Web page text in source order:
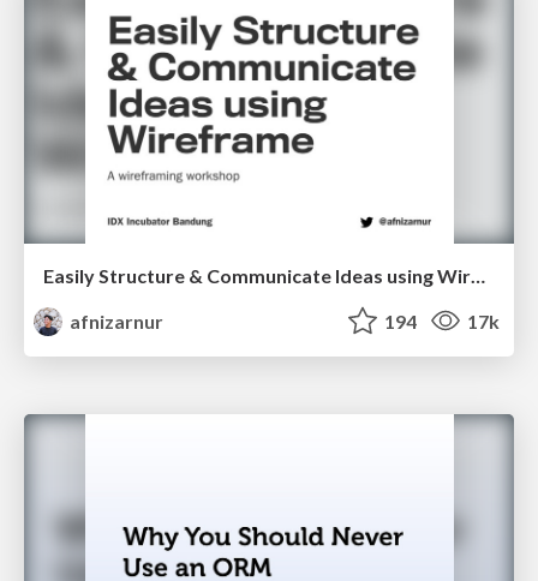
afnizarnur
194 17k